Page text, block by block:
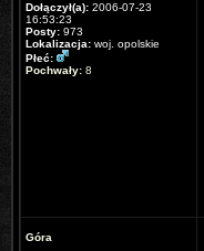
Dołączył(a): 2006-07-23
16:53:23
Posty: 973
Lokalizacja: woj. opolskie
Płeć:
Pochwały: 8
Góra